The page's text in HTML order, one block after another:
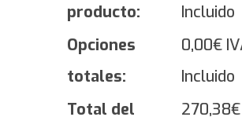
producto:
Incluido
Opciones
totales:
0,00€
Incluido
Total del
270,38€